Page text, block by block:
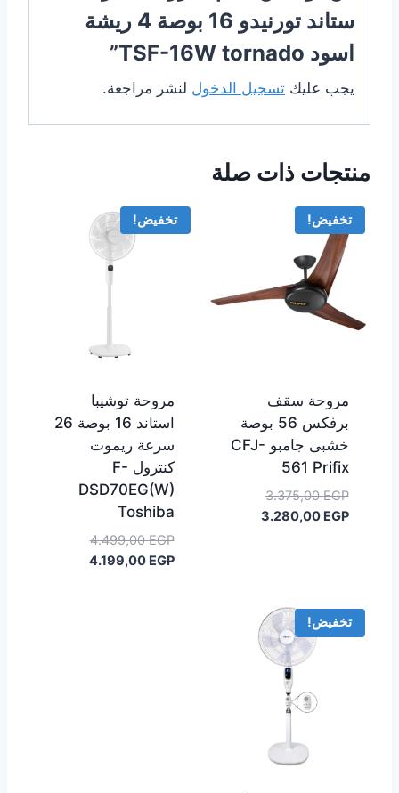
ستاند تورنيدو 16 بوصة 4 ريشة
اسود TSF-16W tornado”
يجب عليك تسجيل الدخول لنشر مراجعة.
منتجات ذات صلة
تخفيض!
مروحة سقف
برفكس 56 بوصة
خشبى جامبو CFJ-
561 Prifix
3.375,00EGP
السعر
الأصلي3.280,00 EGP
السعر
تخفيض!
مروحة توشيبا
استاند 16 بوصة 26
سرعة ريموت
كنترول F-
DSD70EG(W)
Toshiba
4.499,00EGP
السعر
الأصلي4.199,00 EGP
السعر
تخفيض!